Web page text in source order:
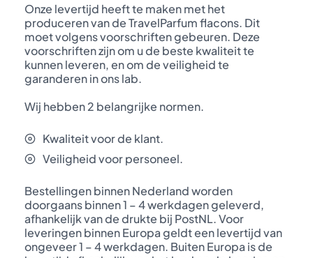
Onze levertijd heeft te maken met het
produceren van de TravelParfum flacons. Dit
moet volgens voorschriften gebeuren. Deze
voorschriften zijn om u de beste kwaliteit te
kunnen leveren, en om de veiligheid te
garanderen in ons lab.
Wij hebben 2 belangrijke normen.
Kwaliteit voor de klant.
Veiligheid voor personeel.
Bestellingen binnen Nederland worden
doorgaans binnen 1 – 4 werkdagen geleverd,
afhankelijk van de drukte bij PostNL. Voor
leveringen binnen Europa geldt een levertijd van
ongeveer 1 – 4 werkdagen. Buiten Europa is de